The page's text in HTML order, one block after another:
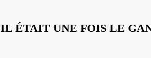
IL ÉTAIT UNE FOIS LE